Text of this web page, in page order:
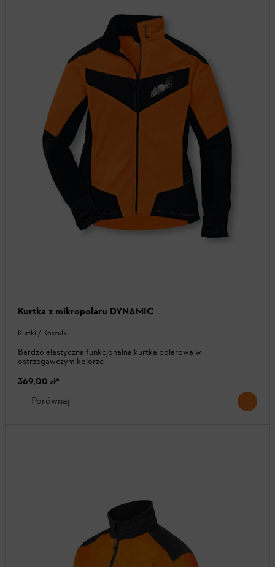
Kurtka z mikropolaru DYNAMIC
Kurtki / Koszulki
Bardzo elastyczna funkcjonalna kurtka polarowa w
ostrzegawczym kolorze
369,00 zł*
Porównaj